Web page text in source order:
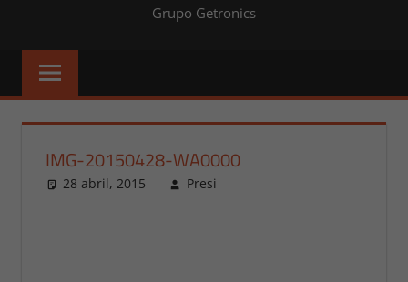
Grupo Getronics
IMG-20150428-WA0000
28 abril, 2015 Presi